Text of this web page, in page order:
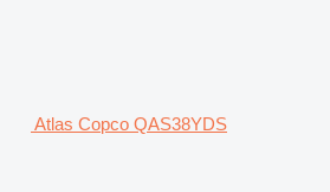
Atlas Copco QAS38YDS